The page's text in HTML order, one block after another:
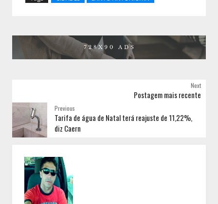
Next
Postagem mais recente
Previous
Tarifa de água de Natal terá reajuste de 11,22%,
diz Caern